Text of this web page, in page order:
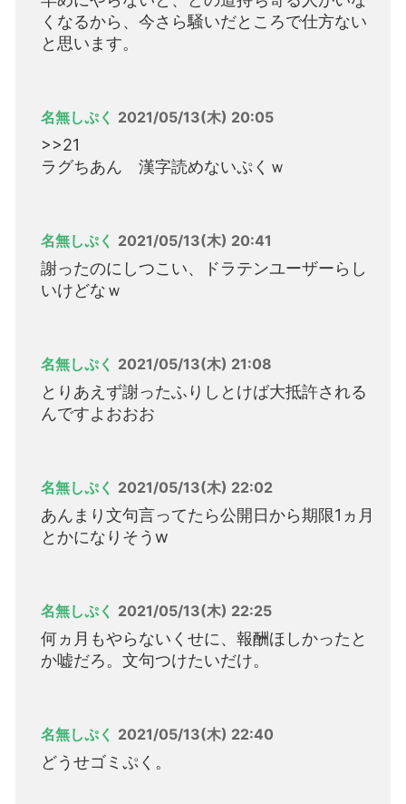
くなるから、今さら騒いだところで仕方ない
と思います。
名無しぷく 2021/05/13(木) 20:05
>>21
ラグちあん 漢字読めないぷくｗ
名無しぷく 2021/05/13(木) 20:41
謝ったのにしつこい、ドラテンユーザーらし
いけどなｗ
名無しぷく 2021/05/13(木) 21:08
とりあえず謝ったふりしとけば大抵許される
んですよおおお
名無しぷく 2021/05/13(木) 22:02
あんまり文句言ってたら公開日から期限1ヵ月
とかになりそうw
名無しぷく 2021/05/13(木) 22:25
何ヵ月もやらないくせに、報酬ほしかったと
か嘘だろ。文句つけたいだけ。
名無しぷく 2021/05/13(木) 22:40
どうせゴミぷく。